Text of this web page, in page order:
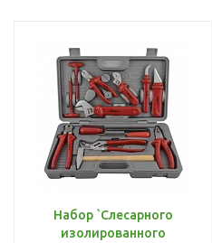
Набор `Слесарного
изолированного